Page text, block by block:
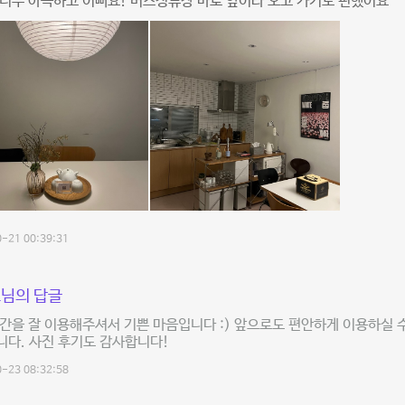
21 00:39:31
의 답글
을 잘 이용해주셔서 기쁜 마음입니다 :) 앞으로도 편안하게 이용하실
다. 사진 후기도 감사합니다!
23 08:32:58